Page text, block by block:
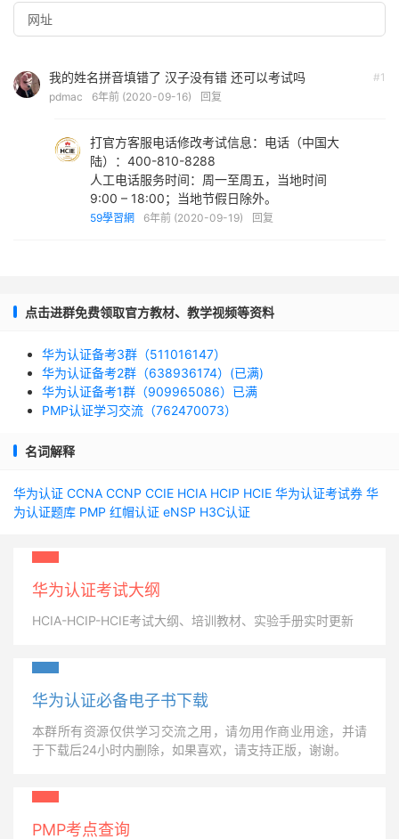
#1
我的姓名拼音填错了 汉子没有错 还可以考试吗
pdmac 6年前 (2020-09-16) 回复
打官方客服电话修改考试信息：电话（中国大
陆）：400-810-8288
人工电话服务时间：周一至周五，当地时间
9:00 – 18:00；当地节假日除外。
59學習網 6年前 (2020-09-19) 回复
点击进群免费领取官方教材、教学视频等资料
华为认证备考3群（511016147）
华为认证备考2群（638936174）(已满)
华为认证备考1群（909965086）已满
PMP认证学习交流（762470073）
名词解释
华为认证 CCNA CCNP CCIE HCIA HCIP HCIE 华为认证考试券 华
为认证题库 PMP 红帽认证 eNSP H3C认证
华为认证考试大纲
HCIA-HCIP-HCIE考试大纲、培训教材、实验手册实时更新
华为认证必备电子书下载
本群所有资源仅供学习交流之用，请勿用作商业用途，并请
于下载后24小时内删除，如果喜欢，请支持正版，谢谢。
PMP考点查询